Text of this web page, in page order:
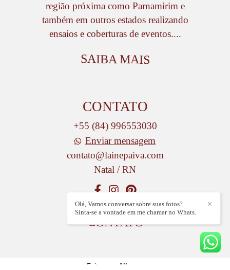
região próxima como Parnamirim e
também em outros estados realizando
ensaios e coberturas de eventos....
SAIBA MAIS
CONTATO
+55 (84) 996553030
Enviar mensagem
contato@lainepaiva.com
Natal / RN
CONTATO
✕
Olá, Vamos conversar sobre suas fotos?
Sinta-se a vontade em me chamar no Whats.
Feito com Alboom